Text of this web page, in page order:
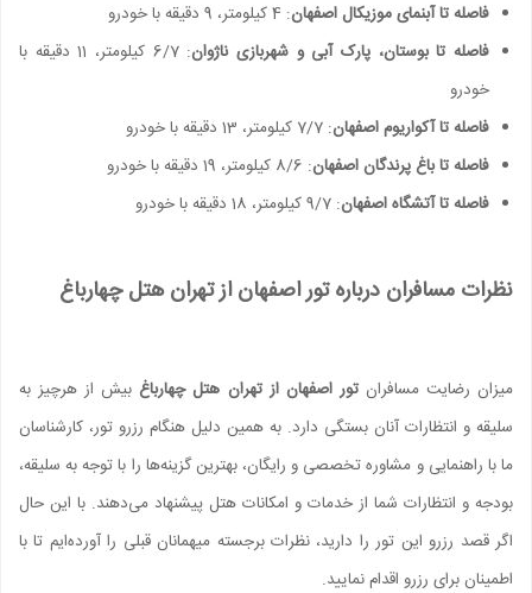
فاصله تا آبنمای موزیکال اصفهان: 4 کیلومتر، 9 دقیقه با خودرو
فاصله تا بوستان، پارک آبی و شهربازی ناژوان
: 6/7 کیلومتر، 11 دقیقه با
خودرو
فاصله تا آکواریوم اصفهان: 7/7 کیلومتر، 13 دقیقه با خودرو
فاصله تا باغ پرندگان اصفهان: 8/6 کیلومتر، 19 دقیقه با خودرو
فاصله تا آتشگاه اصفهان: 9/7 کیلومتر، 18 دقیقه با خودرو
نظرات مسافران درباره تور اصفهان از تهران هتل چهارباغ
میزان رضایت مسافرانتور اصفهان از تهران هتل چهارباغ بیش از هرچیز به
سلیقه و انتظارات آنان بستگی دارد. به همین دلیل هنگام رزرو تور، کارشناسان
ما با راهنمایی و مشاوره تخصصی و رایگان، بهترین گزینه‌ها را با توجه به سلیقه،
بودجه و انتظارات شما از خدمات و امکانات هتل پیشنهاد می‌دهند. با این حال
اگر قصد رزرو این تور را دارید، نظرات برجسته میهمانان قبلی را آورده‌ایم تا با
اطمینان برای رزرو اقدام نمایید.